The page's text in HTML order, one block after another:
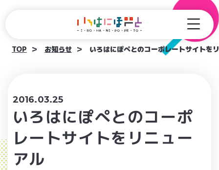
TOP お知らせ いろはにぽぺとのコーポレートサイトを
2016.03.25
いろはにぽぺとのコーポ
レートサイトをリニュー
アル